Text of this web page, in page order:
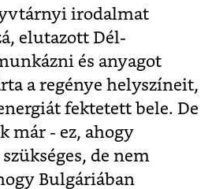
irodalmat
elutazott Dél-
és anyagot
a regénye helyszíneit,
fektetett bele. De
már - ez, ahogy
de nem
Bulgáriában